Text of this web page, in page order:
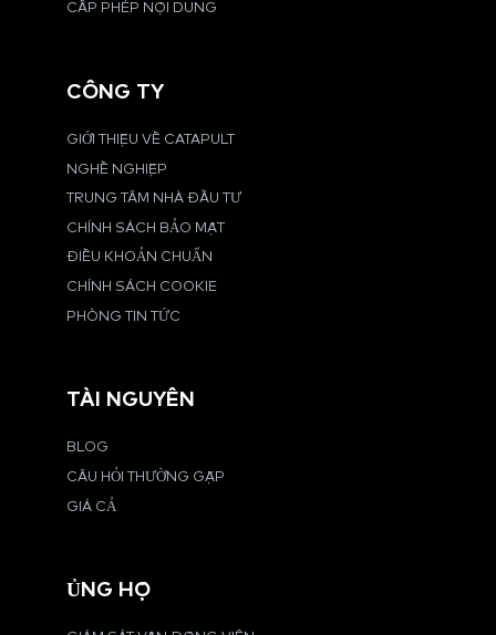
CẤP PHÉP NỘI DUNG
CÔNG TY
GIỚI THIỆU VỀ CATAPULT
NGHỀ NGHIỆP
TRUNG TÂM NHÀ ĐẦU TƯ
CHÍNH SÁCH BẢO MẬT
ĐIỀU KHOẢN CHUẨN
CHÍNH SÁCH COOKIE
PHÒNG TIN TỨC
TÀI NGUYÊN
BLOG
CÂU HỎI THƯỜNG GẶP
GIÁ CẢ
ỦNG HỘ